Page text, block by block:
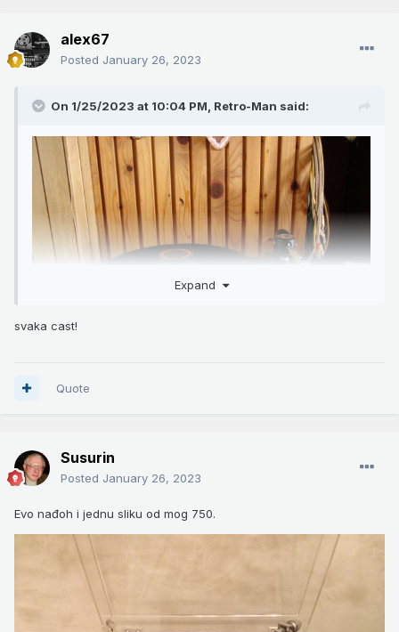
alex67
Posted January 26, 2023
On 1/25/2023 at 10:04 PM, Retro-Man said:
Expand
svaka cast!
Quote
Susurin
Posted January 26, 2023
Evo nađoh i jednu sliku od mog 750.